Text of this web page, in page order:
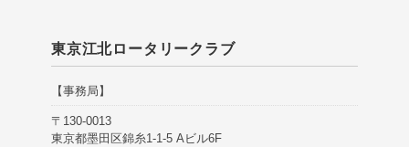
東京江北ロータリークラブ
【事務局】
〒130-0013
東京都墨田区錦糸1-1-5 Aビル6F